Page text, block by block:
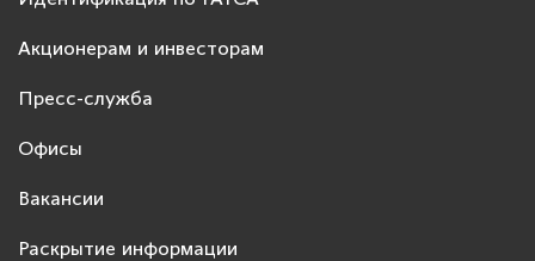
Акционерам и инвесторам
Пресс-служба
Офисы
Вакансии
Раскрытие информации